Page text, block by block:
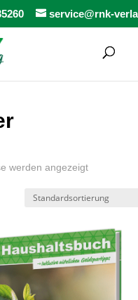
service@rnk-
werden angezeigt